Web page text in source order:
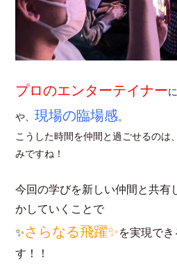
プロのエンターテイナー
や、現場の臨場感。
こうした時間を仲間と過ごせるのは
みですね！
今回の学びを新しい仲間と共有
かしていくことで
✨さらなる飛躍✨を実現で
す！！